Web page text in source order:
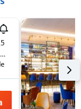
Sonnenallee 225, Berlim, Alemanha